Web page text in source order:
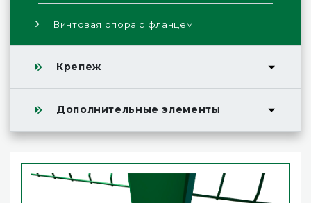
Винтовая опора с фланцем
Крепеж
Дополнительные элементы